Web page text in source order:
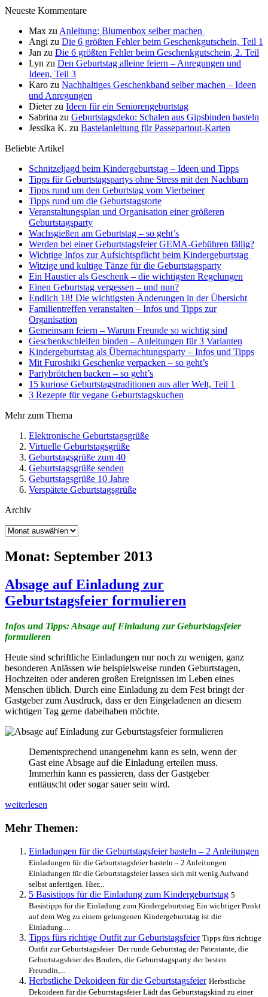
Neueste Kommentare
Max zu Anleitung: Blumenbox selber machen
Angi zu Die 6 größten Fehler beim Geschenkgutschein, Teil 1
Jan zu Die 6 größten Fehler beim Geschenkgutschein, 2. Teil
Lyn zu Den Geburtstag alleine feiern – Anregungen und
Ideen, Teil 3
Karo zu Nachhaltiges Geschenkband selber machen – Ideen
und Anregungen
Dieterzu Ideen für ein Seniorengeburtstag
Sabrina zu Geburtstagsdeko: Schalen aus Gipsbinden basteln
Jessika K. zu Bastelanleitung für Passepartout-Karten
Beliebte Artikel
Schnitzeljagd beim Kindergeburtstag – Ideen und Tipps
Tipps für Geburtstagspartys ohne Stress mit den Nachbarn
Tipps rund um den Geburtstag vom Vierbeiner
Tipps rund um die Geburtstagstorte
Veranstaltungsplan und Organisation einer größeren
Geburtstagsparty
Wachsgießen am Geburtstag – so geht’s
Werden bei einer Geburtstagsfeier GEMA-Gebühren fällig?
Wichtige Infos zur Aufsichtspflicht beim Kindergeburtstag
Witzige und kultige Tänze für die Geburtstagsparty
Ein Haustier als Geschenk – die wichtigsten Regelungen
Einen Geburtstag vergessen – und nun?
Endlich 18! Die wichtigsten Änderungen in der Übersicht
Familientreffen veranstalten – Infos und Tipps zur
Organisation
Gemeinsam feiern – Warum Freunde so wichtig sind
Geschenkschleifen binden – Anleitungen für 3 Varianten
Kindergeburtstag als Übernachtungsparty – Infos und Tipps
Mit Furoshiki Geschenke verpacken – so geht’s
Partybrötchen backen – so geht’s
15 kuriose Geburtstagstraditionen aus aller Welt, Teil 1
3 Rezepte für vegane Geburtstagskuchen
Mehr zum Thema
Elektronische Geburtstagsgrüße
Virtuelle Geburtstagsgrüße
Geburtstagsgrüße zum 40
Geburtstagsgrüße senden
Geburtstagsgrüße 10 Jahre
Verspätete Geburtstagsgrüße
Archiv
Archiv
Monat: September 2013
Absage auf Einladung zur
Geburtstagsfeier formulieren
Infos und Tipps: Absage auf Einladung zur Geburtstagsfeier
formulieren
Heute sind schriftliche Einladungen nur noch zu wenigen, ganz
besonderen Anlässen wie beispielsweise runden Geburtstagen,
Hochzeiten oder anderen großen Ereignissen im Leben eines
Menschen üblich. Durch eine Einladung zu dem Fest bringt der
Gastgeber zum Ausdruck, dass er den Eingeladenen an diesem
wichtigen Tag gerne dabeihaben möchte.
Dementsprechend unangenehm kann es sein, wenn der
Gast eine Absage auf die Einladung erteilen muss.
Immerhin kann es passieren, dass der Gastgeber
enttäuscht oder sogar sauer sein wird.
Absage
Einladung
Geburtstagsfeier
formulieren
weiterlesen
Mehr Themen:
Einladungen für die Geburtstagsfeier basteln – 2 Anleitungen
Einladungen für die Geburtstagsfeier basteln – 2 Anleitungen
Einladungen für die Geburtstagsfeier lassen sich mit wenig Aufwand
selbst anfertigen. Hier...
5 Basistipps für die Einladung zum Kindergeburtstag 5
Basistipps für die Einladung zum Kindergeburtstag Ein wichtiger Punkt
auf dem Weg zu einem gelungenen Kindergeburtstag ist die
Einladung....
Tipps fürs richtige Outfit zur Geburtstagsfeier Tipps fürs richtige
Outfit zur Geburtstagsfeier Der runde Geburtstag der Patentante, die
Geburtstagsfeier des Bruders, die Geburtstagsparty der besten
Freundin,...
Herbstliche Dekoideen für die Geburtstagsfeier Herbstliche
Dekoideen für die Geburtstagsfeier Lädt das Geburtstagskind zu einer